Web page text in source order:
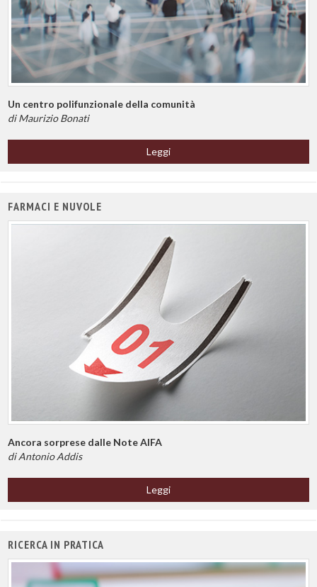
Un centro polifunzionale della comunità
di Maurizio Bonati
Leggi
FARMACI E NUVOLE
Ancora sorprese dalle Note AIFA
di Antonio Addis
Leggi
RICERCA IN PRATICA